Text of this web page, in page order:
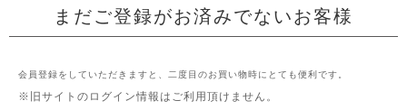
まだご登録がお済みでないお客様
会員登録をしていただきますと、二度目のお買い物時にとても便利です。
※旧サイトのログイン情報はご利用頂けません。